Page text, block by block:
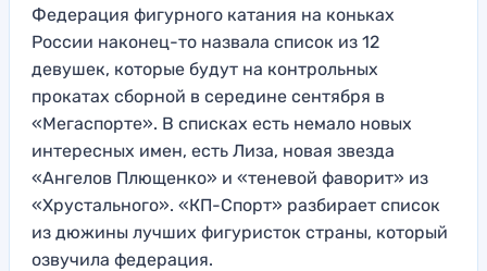
Федерация фигурного катания на коньках
России наконец-то назвала список из 12
девушек, которые будут на контрольных
прокатах сборной в середине сентября в
«Мегаспорте». В списках есть немало новых
интересных имен, есть Лиза, новая звезда
«Ангелов Плющенко» и «теневой фаворит» из
«Хрустального». «КП-Спорт» разбирает список
из дюжины лучших фигуристок страны, который
озвучила федерация.